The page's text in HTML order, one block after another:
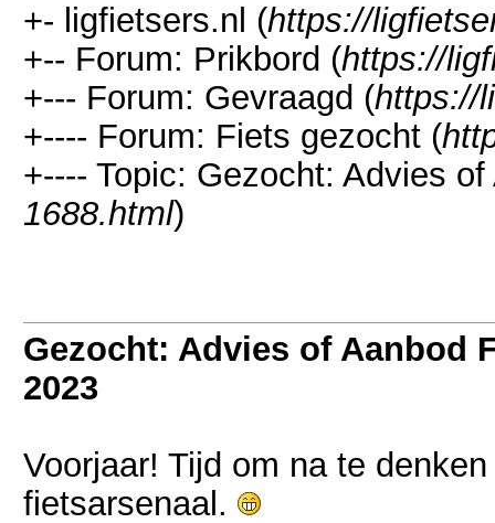
+- ligfietsers.nl (https://
+-- Forum: Prikbord (https://
+--- Forum: Gevraagd (https://
+---- Forum: Fiets gezocht (
+---- Topic: Gezocht: Advies
1688.html)
Gezocht: Advies of Aanbod
2023
Voorjaar! Tijd om na te
fietsarsenaal.